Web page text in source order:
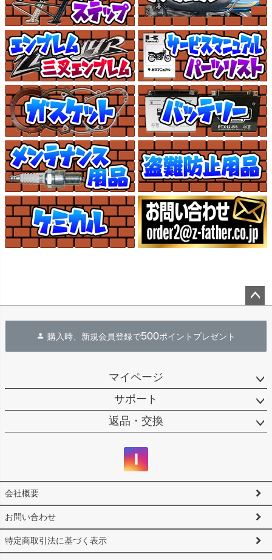
へ
購入時、新規会員登録で500ポイントプレゼント
マイページ
サポート
返品・交換
会社概要
お問い合わせ
特定商取引法に基づく表示